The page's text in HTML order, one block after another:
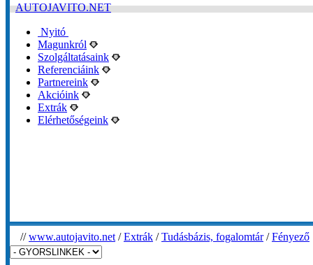
AUTOJAVITO.NET
Nyitó
Magunkról
Szolgáltatásaink
Referenciáink
Partnereink
Akcióink
Extrák
Elérhetőségeink
//www.autojavito.net /Extrák /Tudásbázis, fogalomtár/Fényező